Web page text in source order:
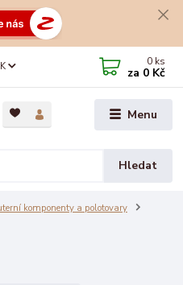
Menu
Hledat
0 ks
za 0 Kč
komponenty a polotovary